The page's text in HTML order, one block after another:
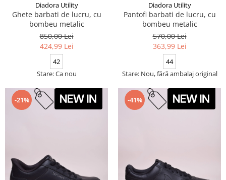
Diadora Utility
Ghete barbati de lucru, cu
bombeu metalic
850,00 Lei
424,99 Lei
42
Stare: Ca nou
Diadora Utility
Pantofi barbati de lucru, cu
bombeu metalic
570,00 Lei
363,99 Lei
44
Stare: Nou, fără ambalaj original
-21% -41%